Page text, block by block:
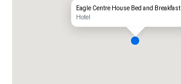
Eagle Centre House Bed and Breakfast
Hotel